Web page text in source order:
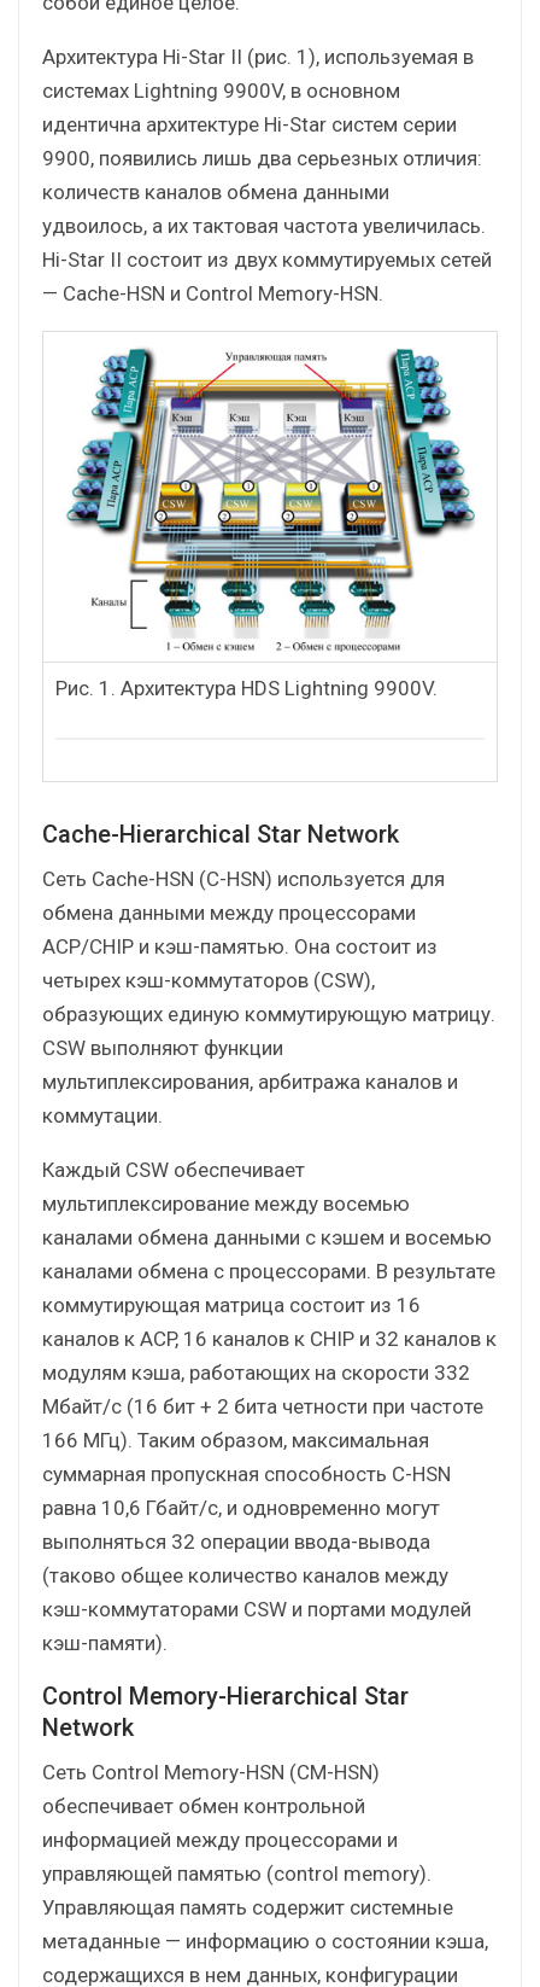
Архитектура Hi-Star II (рис. 1), используемая в
системах Lightning 9900V, в основном
идентична архитектуре Hi-Star систем серии
9900, появились лишь два серьезных отличия:
количеств каналов обмена данными
удвоилось, а их тактовая частота увеличилась.
Hi-Star II состоит из двух коммутируемых сетей
— Cache-HSN и Control Memory-HSN.
Рис. 1. Архитектура HDS Lightning 9900V.
Cache-Hierarchical Star Network
Сеть Cache-HSN (C-HSN) используется для
обмена данными между процессорами
ACP/CHIP и кэш-памятью. Она состоит из
четырех кэш-коммутаторов (CSW),
образующих единую коммутирующую матрицу.
CSW выполняют функции
мультиплексирования, арбитража каналов и
коммутации.
Каждый CSW обеспечивает
мультиплексирование между восемью
каналами обмена данными с кэшем и восемью
каналами обмена с процессорами. В результате
коммутирующая матрица состоит из 16
каналов к ACP, 16 каналов к CHIP и 32 каналов к
модулям кэша, работающих на скорости 332
Мбайт/с (16 бит + 2 бита четности при частоте
166 МГц). Таким образом, максимальная
суммарная пропускная способность C-HSN
равна 10,6 Гбайт/с, и одновременно могут
выполняться 32 операции ввода-вывода
(таково общее количество каналов между
кэш-коммутаторами CSW и портами модулей
кэш-памяти).
Control Memory-Hierarchical Star
Network
Сеть Control Memory-HSN (CM-HSN)
обеспечивает обмен контрольной
информацией между процессорами и
управляющей памятью (control memory).
Управляющая память содержит системные
метаданные — информацию о состоянии кэша,
содержащихся в нем данных, конфигурации